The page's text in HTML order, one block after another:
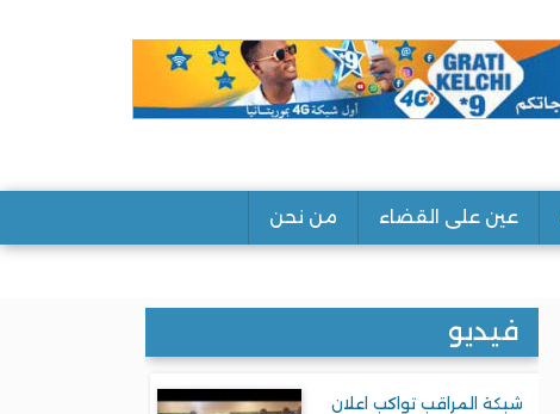
عين على القضاء من نحن
فيديو
شبكة المراقب تواكب اعلان